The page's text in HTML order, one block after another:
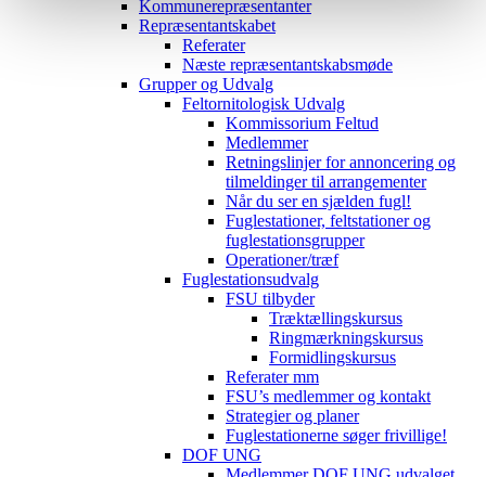
Kommunerepræsentanter
Repræsentantskabet
Referater
Næste repræsentantskabsmøde
Grupper og Udvalg
Feltornitologisk Udvalg
Kommissorium Feltud
Medlemmer
Retningslinjer for annoncering og
tilmeldinger til arrangementer
Når du ser en sjælden fugl!
Fuglestationer, feltstationer og
fuglestationsgrupper
Operationer/træf
Fuglestationsudvalg
FSU tilbyder
Træktællingskursus
Ringmærkningskursus
Formidlingskursus
Referater mm
FSU’s medlemmer og kontakt
Strategier og planer
Fuglestationerne søger frivillige!
DOF UNG